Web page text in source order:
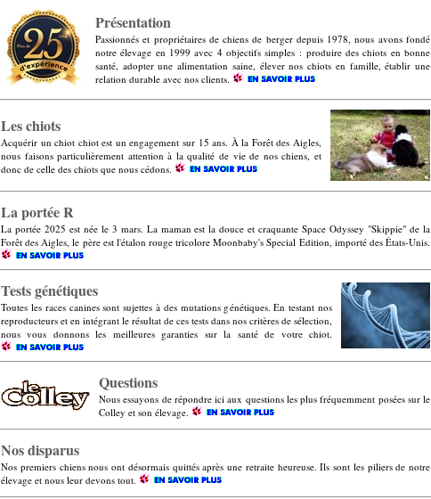
Présentation
Passionnés et propriétaires de chiens de berger depuis 1978, nous avons fondé
notre élevage en 1999 avec 4 objectifs simples : produire des chiots en bonne
santé, adopter une alimentation saine, élever nos chiots en famille, établir une
relation durable avec nos clients.
Les chiots
Acquérir un chiot chiot est un engagement sur 15 ans. À la Forêt des Aigles,
nous faisons particulièrement attention à la qualité de vie de nos chiens, et
donc de celle des chiots que nous cédons.
La portée R
La portée 2025 est née le 3 mars. La maman est la douce et craquante Space Odyssey "Skippie" de la
Forêt des Aigles, le père est l'étalon rouge tricolore Moonbaby's Special Edition, importé des États-Unis.
Tests génétiques
Toutes les races canines sont sujettes à des mutations génétiques. En testant nos
reproducteurs et en intégrant le résultat de ces tests dans nos critères de sélection,
nous vous donnons les meilleures garanties sur la santé de votre chiot.
Questions
Nous essayons de répondre ici aux questions les plus fréquemment posées sur le
Colley et son élevage.
Nos disparus
Nos premiers chiens nous ont désormais quittés après une retraite heureuse. Ils sont les piliers de notre
élevage et nous leur devons tout.